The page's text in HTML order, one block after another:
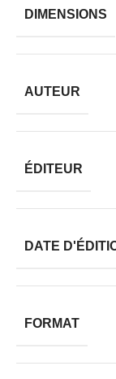
DIMENSIONS
AUTEUR
ÉDITEUR
DATE
FORMAT